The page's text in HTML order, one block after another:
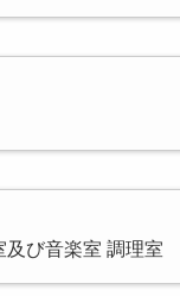
及び音楽室 調理室